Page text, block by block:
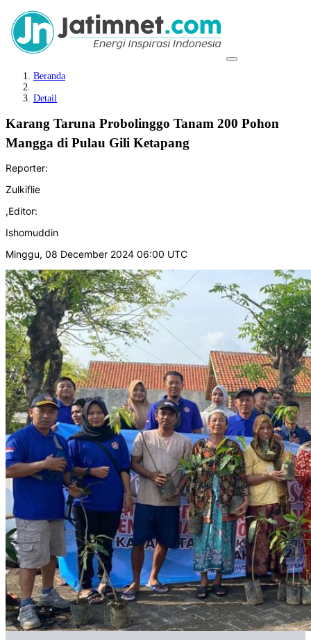
Beranda
Detail
Karang Taruna Probolinggo Tanam 200 Pohon
Mangga di Pulau Gili Ketapang
Reporter:
Zulkiflie
,Editor:
Ishomuddin
Minggu, 08 December 2024 06:00 UTC